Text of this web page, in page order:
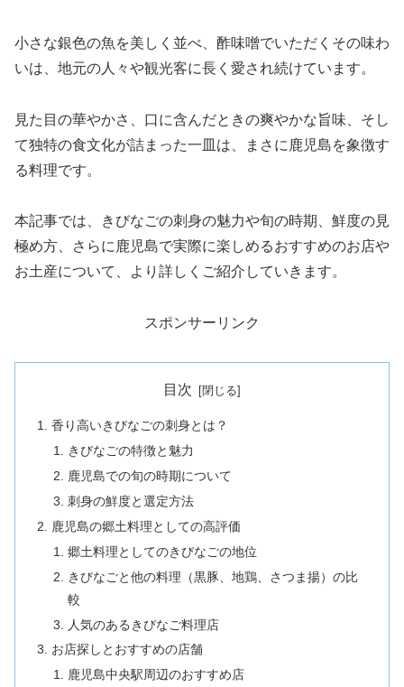
小さな銀色の魚を美しく並べ、酢味噌でいただくその味わ
いは、地元の人々や観光客に長く愛され続けています。
見た目の華やかさ、口に含んだときの爽やかな旨味、そし
て独特の食文化が詰まった一皿は、まさに鹿児島を象徴す
る料理です。
本記事では、きびなごの刺身の魅力や旬の時期、鮮度の見
極め方、さらに鹿児島で実際に楽しめるおすすめのお店や
お土産について、より詳しくご紹介していきます。
スポンサーリンク
目次
香り高いきびなごの刺身とは？
きびなごの特徴と魅力
鹿児島での旬の時期について
刺身の鮮度と選定方法
鹿児島の郷土料理としての高評価
郷土料理としてのきびなごの地位
きびなごと他の料理（黒豚、地鶏、さつま揚）の比
較
人気のあるきびなご料理店
お店探しとおすすめの店舗
鹿児島中央駅周辺のおすすめ店